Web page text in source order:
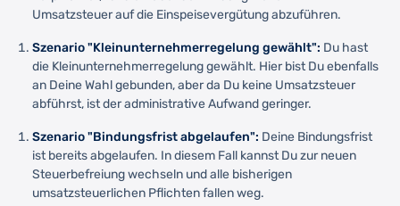
Umsatzsteuer auf die Einspeisevergütung abzuführen.
Szenario "Kleinunternehmerregelung gewählt": Du hast
die Kleinunternehmerregelung gewählt. Hier bist Du ebenfalls
an Deine Wahl gebunden, aber da Du keine Umsatzsteuer
abführst, ist der administrative Aufwand geringer.
Szenario "Bindungsfrist abgelaufen": Deine Bindungsfrist
ist bereits abgelaufen. In diesem Fall kannst Du zur neuen
Steuerbefreiung wechseln und alle bisherigen
umsatzsteuerlichen Pflichten fallen weg.